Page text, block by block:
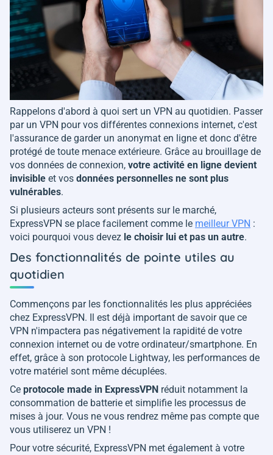
Rappelons d'abord à quoi sert un VPN au quotidien. Passer
par un VPN pour vos différentes connexions internet, c'est
l'assurance de garder un anonymat en ligne et donc d'être
protégé de toute menace extérieure. Grâce au brouillage de
vos données de connexion, votre activité en ligne devient
invisible et vos données personnelles ne sont plus
vulnérables.
Si plusieurs acteurs sont présents sur le marché,
ExpressVPN se place facilement comme le meilleur VPN :
voici pourquoi vous devez le choisir lui et pas un autre.
Des fonctionnalités de pointe utiles au
quotidien
Commençons par les fonctionnalités les plus appréciées
chez ExpressVPN. Il est déjà important de savoir que ce
VPN n'impactera pas négativement la rapidité de votre
connexion internet ou de votre ordinateur/smartphone. En
effet, grâce à son protocole Lightway, les performances de
votre matériel sont même décuplées.
Ce protocole made in ExpressVPN réduit notamment la
consommation de batterie et simplifie les processus de
mises à jour. Vous ne vous rendrez même pas compte que
vous utiliserez un VPN !
Pour votre sécurité, ExpressVPN met également à votre